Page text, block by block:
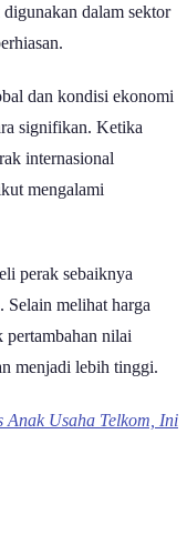
dalam sektor
dan kondisi ekonomi
signifikan. Ketika
internasional
mengalami
perak sebaiknya
Selain melihat harga
pertambahan nilai
menjadi lebih tinggi.
Anak Usaha Telkom, Ini